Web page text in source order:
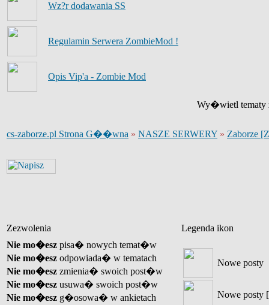
Wz?r dodawania SS
Regulamin Serwera ZombieMod !
Opis Vip'a - Zombie Mod
Wy�wietl tematy
cs-zaborze.pl Strona G��wna » NASZE SERWERY » Zaborze
Zezwolenia
Legenda ikon
Nie mo�esz pisa� nowych temat�w
Nie mo�esz odpowiada� w tematach
Nie mo�esz zmienia� swoich post�w
Nie mo�esz usuwa� swoich post�w
Nie mo�esz g�osowa� w ankietach
Nowe posty
Nowe posty